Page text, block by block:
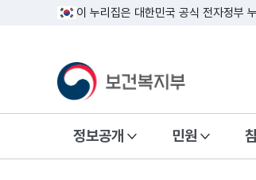
이 누리집은 대한민국 공식 전자정부
정보공개 민원